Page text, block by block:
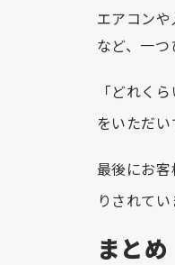
エアコン
など、一つ
「どれく
をいただい
最後にお
りされてい
まとめ